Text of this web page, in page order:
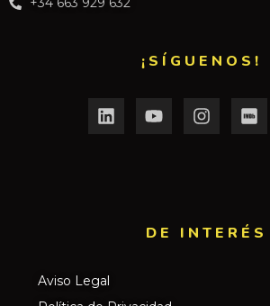
¡SÍGUENOS!
DE INTERÉS​
Aviso Legal